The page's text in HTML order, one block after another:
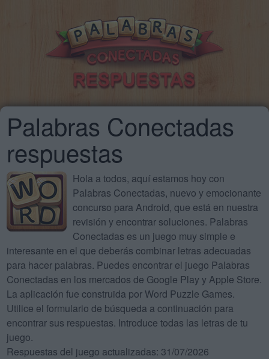
Palabras Conectadas
respuestas
Hola a todos, aquí estamos hoy con
Palabras Conectadas, nuevo y emocionante
concurso para Android, que está en nuestra
revisión y encontrar soluciones. Palabras
Conectadas es un juego muy simple e
interesante en el que deberás combinar letras adecuadas
para hacer palabras. Puedes encontrar el juego Palabras
Conectadas en los mercados de Google Play y Apple Store.
La aplicación fue construida por Word Puzzle Games.
Utilice el formulario de búsqueda a continuación para
encontrar sus respuestas. Introduce todas las letras de tu
juego.
Respuestas del juego actualizadas: 31/07/2026